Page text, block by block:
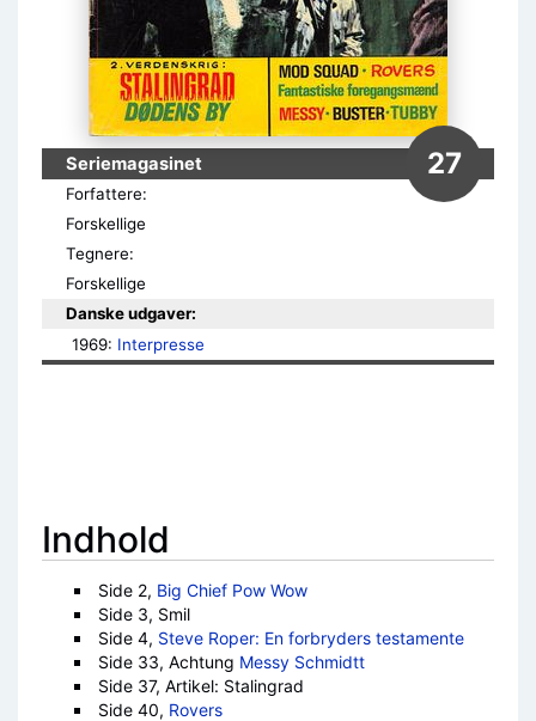
Seriemagasinet 27
Forfattere:
Forskellige
Tegnere:
Forskellige
Danske udgaver:
1969: Interpresse
Indhold
Side 2, Big Chief Pow Wow
Side 3, Smil
Side 4, Steve Roper: En forbryders testamente
Side 33, Achtung Messy Schmidtt
Side 37, Artikel: Stalingrad
Side 40, Rovers